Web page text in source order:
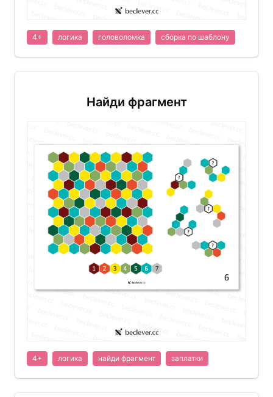
4+ логика головоломка сборка по шаблону
Найди фрагмент
4+ логика найди фрагмент заплатки